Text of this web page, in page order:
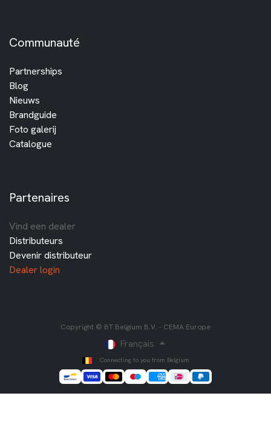
Communauté
Partnerships
Blog
Nieuws
Brandguide
Foto galerij
Catalogue
Partenaires
Vind een dealer
Distributeurs
Devenir distributeur
Dealer login
Copyright © BT Belgium B.V. - CEMA Europe
Français
Connecting to you from Belgium